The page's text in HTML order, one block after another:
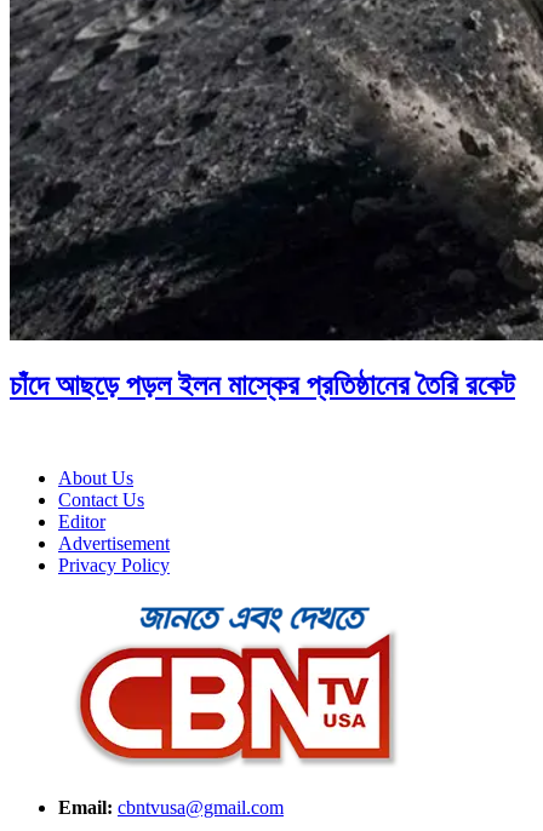
চাঁদে আছড়ে পড়ল ইলন মাস্কের প্রতিষ্ঠানের তৈরি রকেট
About Us
Contact Us
Editor
Advertisement
Privacy Policy
Email: cbntvusa@gmail.com